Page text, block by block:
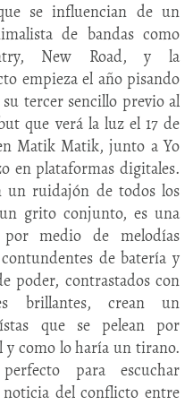
se influencian de un
de bandas como
New Road, y la
empieza el año pisando
tercer sencillo previo al
que verá la luz el 17 de
Matik Matik, junto a Yo
en plataformas digitales.
un ruidajón de todos los
grito conjunto, es una
medio de melodías
de batería y
poder, contrastados con
brillantes, crean un
que se pelean por
y como lo haría un tirano.
para escuchar
noticia del conflicto entre